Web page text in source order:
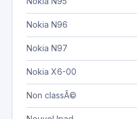
Nokia N96
Nokia N97
Nokia X6-00
Non classÃ©